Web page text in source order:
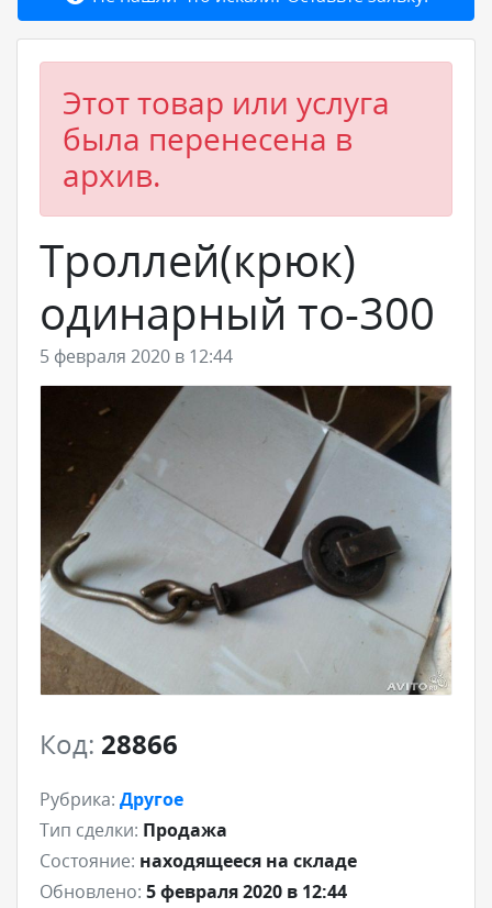
Добавить товар или услугу
Этот товар или услуга
была перенесена в
архив.
Троллей(крюк)
одинарный то-300
5 февраля 2020 в 12:44
Код: 28866
Рубрика: Другое
Тип сделки: Продажа
Состояние: находящееся на складе
Обновлено: 5 февраля 2020 в 12:44